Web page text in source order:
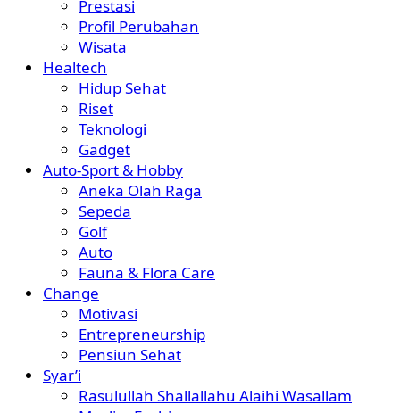
Prestasi
Profil Perubahan
Wisata
Healtech
Hidup Sehat
Riset
Teknologi
Gadget
Auto-Sport & Hobby
Aneka Olah Raga
Sepeda
Golf
Auto
Fauna & Flora Care
Change
Motivasi
Entrepreneurship
Pensiun Sehat
Syar’i
Rasulullah Shallallahu Alaihi Wasallam